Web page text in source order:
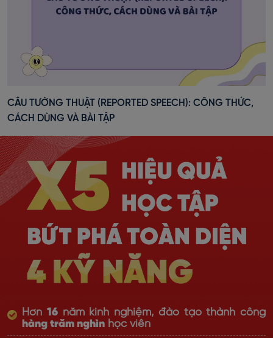
CÂU TƯỜNG THUẬT (REPORTED SPEECH): CÔNG THỨC,
CÁCH DÙNG VÀ BÀI TẬP
Hơn 16năm kinh nghiệm, đào tạo thành công
hàng trăm nghìn học viên